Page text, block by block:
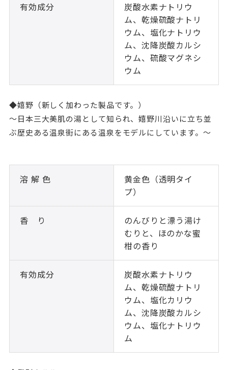
有効成分
炭酸水素ナトリウ
ム、乾燥硫酸ナトリ
ウム、塩化ナトリウ
ム、沈降炭酸カルシ
ウム、硫酸マグネシ
ウム
◆嬉野（新しく加わった製品です。）
～日本三大美肌の湯として知られ、嬉野川沿いに立ち並
ぶ歴史ある温泉街にある温泉をモデルにしています。～
溶 解 色
黄金色（透明タイ
プ）
香 り
のんびりと漂う湯け
むりと、ほのかな蜜
柑の香り
有効成分
炭酸水素ナトリウ
ム、乾燥硫酸ナトリ
ウム、塩化カリウ
ム、沈降炭酸カルシ
ウム、塩化ナトリウ
ム